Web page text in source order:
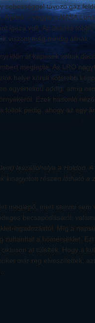
sebességgel távozó gáz
A jelek – vagyis a NASA
igaza volt. Az összes
viszont még mindig állnak.
időn át képesek voltak
meglepte. Az LRO
helye körüli sötétebb
egyértelmű addig, amíg
Ezek hasonló
foltok pedig, ahogy az egy
leszállóhelye a Holdon.
kinagyított részén látható a
meglepő, mert semmi sem
becsapódásától,
ingadozástól. Míg a
zuhanhat a hőmérséklet.
át túlélték. Hogy a
már rég elveszítették,